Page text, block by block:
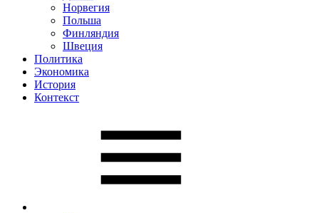
Норвегия
Польша
Финляндия
Швеция
Политика
Экономика
История
Контекст